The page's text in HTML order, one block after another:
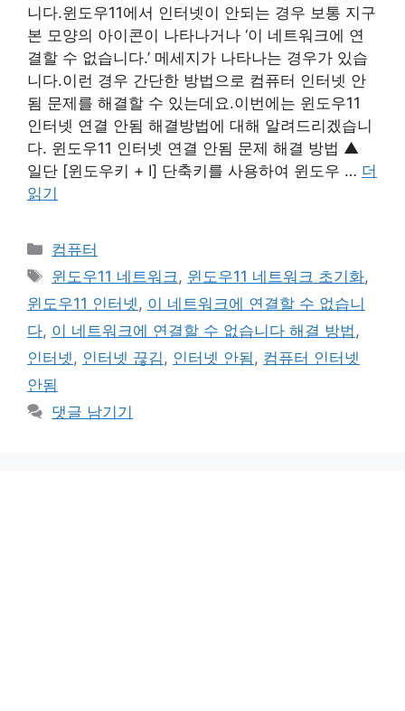
니다.윈도우11에서 인터넷이 안되는 경우 보통 지구
본 모양의 아이콘이 나타나거나 ‘이 네트워크에 연
결할 수 없습니다.’ 메세지가 나타나는 경우가 있습
니다.이런 경우 간단한 방법으로 컴퓨터 인터넷 안
됨 문제를 해결할 수 있는데요.이번에는 윈도우11
인터넷 연결 안됨 해결방법에 대해 알려드리겠습니
다. 윈도우11 인터넷 연결 안됨 문제 해결 방법 ▲
일단 [윈도우키 + I] 단축키를 사용하여 윈도우 … 더
읽기
카
테
리
컴퓨터
태
그
윈도우11 네트워크 , 윈도우11 네트워크 초기화,
윈도우11 인터넷 , 이 네트워크에 연결할 수 없습니
다, 이 네트워크에 연결할 수 없습니다 해결 방법 ,
인터넷 , 인터넷 끊김 , 인터넷 안됨 , 컴퓨터 인터넷
안됨
댓글 남기기